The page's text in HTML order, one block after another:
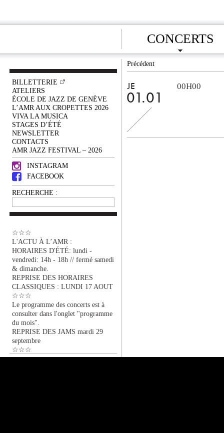
CONCERTS
BILLETTERIE
ATELIERS
ÉCOLE DE JAZZ DE GENÈVE
L’AMR AUX CROPETTES 2026
VIVA LA MUSICA
STAGES D’ÉTÉ
NEWSLETTER
CONTACTS
AMR JAZZ FESTIVAL – 2026
INSTAGRAM
FACEBOOK
RECHERCHE :
☆☆☆
L'ACTU À L’AMR :
HORAIRES D'ÉTÉ: lundi -
vendredi: 14h - 18h // fermé samedi
& dimanche.
REPRISE DES HORAIRES
CLASSIQUES : LUNDI 17 AOUT
☆☆☆
Le programme des concerts est à
consulter dans l'onglet "programme
du mois".
REPRISE DES JAMS mardi 29
septembre
☆☆☆
Précédent
JE
01.01
00H00